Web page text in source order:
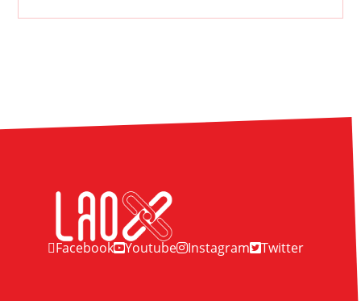
Facebook Youtube Instagram Twitter